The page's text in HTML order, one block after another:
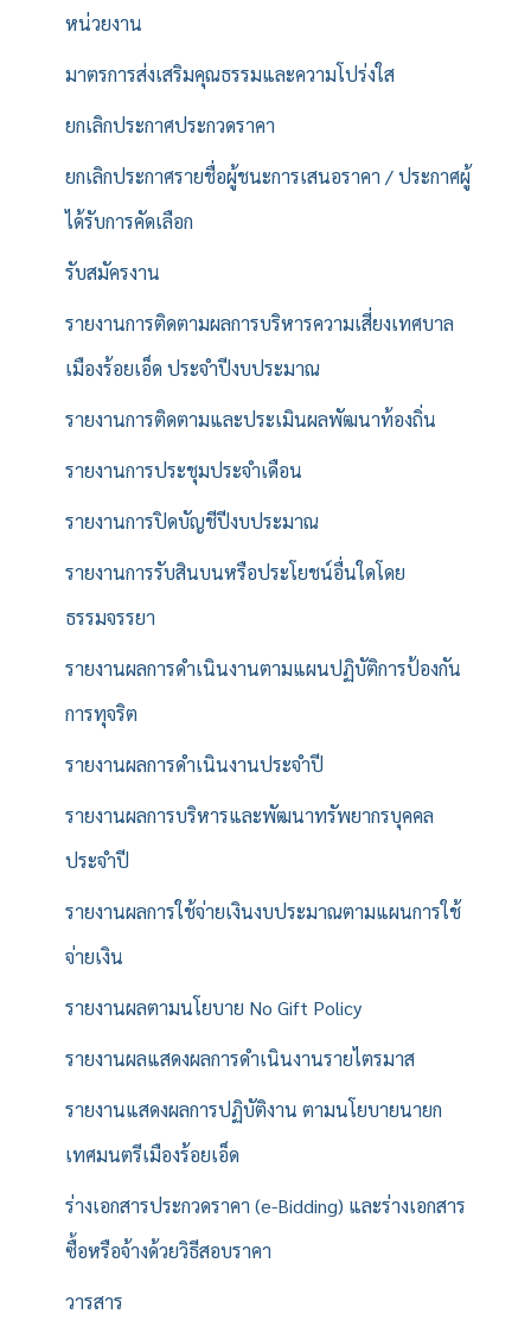
หน่วยงาน
มาตรการส่งเสริมคุณธรรมและความโปร่งใส
ยกเลิกประกาศประกวดราคา
ยกเลิกประกาศรายชื่อผู้ชนะการเสนอราคา / ประกาศผู้
ได้รับการคัดเลือก
รับสมัครงาน
รายงานการติดตามผลการบริหารความเสี่ยงเทศบาล
เมืองร้อยเอ็ด ประจำปีงบประมาณ
รายงานการติดตามและประเมินผลพัฒนาท้องถิ่น
รายงานการประชุมประจำเดือน
รายงานการปิดบัญชีปีงบประมาณ
รายงานการรับสินบนหรือประโยชน์อื่นใดโดย
ธรรมจรรยา
รายงานผลการดำเนินงานตามแผนปฏิบัติการป้องกัน
การทุจริต
รายงานผลการดำเนินงานประจำปี
รายงานผลการบริหารและพัฒนาทรัพยากรบุคคล
ประจำปี
รายงานผลการใช้จ่ายเงินงบประมาณตามแผนการใช้
จ่ายเงิน
รายงานผลตามนโยบาย No Gift Policy
รายงานผลแสดงผลการดำเนินงานรายไตรมาส
รายงานแสดงผลการปฏิบัติงาน ตามนโยบายนายก
เทศมนตรีเมืองร้อยเอ็ด
ร่างเอกสารประกวดราคา (e-Bidding) และร่างเอกสาร
ซื้อหรือจ้างด้วยวิธีสอบราคา
วารสาร